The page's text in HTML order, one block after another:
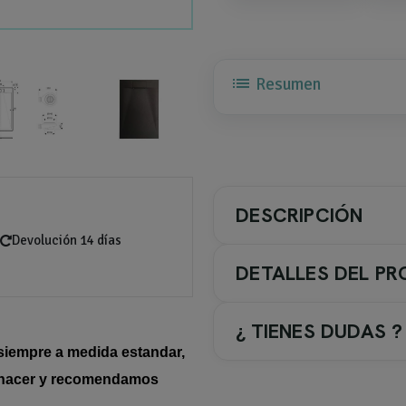
Devolución 14 días
a medida estandar,
y recomendamos
list Resumen
DESCRIPCIÓN
DETALLES DEL
¿ TIENES DUDAS ?